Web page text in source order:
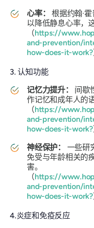
心率：
根据约翰·
以降低静息心率，
（https://
and-prevention/
how-does-it-work?
3. 认知功能
记忆力提升：
间歇
作记忆和成年人的
（https://
and-prevention/
how-does-it-work?
神经保护：
一些研
免受与年龄相关的
害。
（https://
and-prevention/
how-does-it-work?
4.炎症和免疫反应